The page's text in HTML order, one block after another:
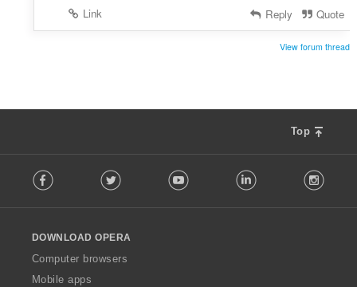
Link
Reply Quote
View forum thread
Top
o
w
O
p
Facebook Twitter Youtube LinkedIn
DOWNLOAD OPERA
Computer browsers
Mobile apps